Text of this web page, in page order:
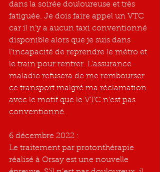
dans la soirée douloureuse et très
fatiguée. Je dois faire appel un VTC
car il n’y a aucun taxi conventionné
disponible alors que je suis dans
l’incapacité de reprendre le métro et
le train pour rentrer. L’assurance
maladie refusera de me rembourser
ce transport malgré ma réclamation
avec le motif que le VTC n’est pas
conventionné.
6 décembre 2022 :
Le traitement par protonthérapie
réalisé à Orsay est une nouvelle